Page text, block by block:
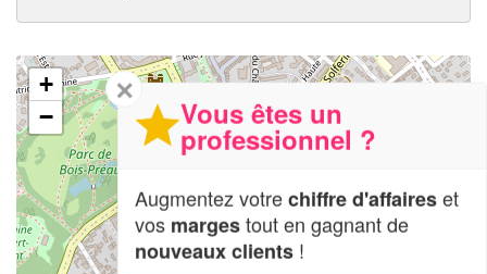
+
−
✕
Vous êtes un
professionnel ?
Augmentez votrechiffre d'affaireset
vos margestout en gagnant de
nouveaux clients !